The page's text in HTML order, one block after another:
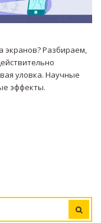
экранов? Разбираем,
уловка. Научные
эффекты.